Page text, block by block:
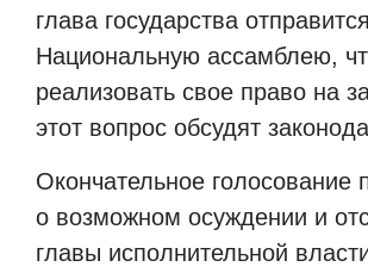
глава государства
Национальную ассамблею,
реализовать свое право на
этот вопрос обсудят
Окончательное голосование
о возможном осуждении и
главы исполнительной